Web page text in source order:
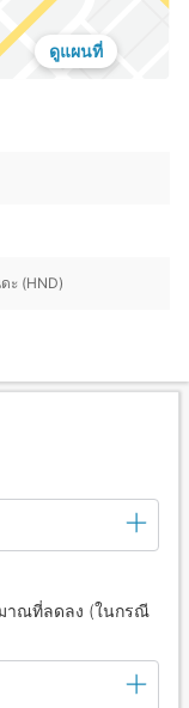
ดูแผนที่
ะ (HND)
าณที่ลดลง (ในกรณี